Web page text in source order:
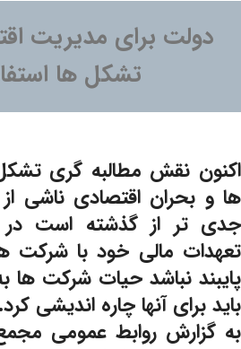
دولت برای مدیریت
تشکل ها
اکنون نقش مطالبه گری
ها و بحران اقتصادی ناشی
جدی تر از گذشته است در
تعهدات مالی خود با
پایبند نباشد حیات شرکت ها
باید برای آنها چاره اندیشی کرد.
به گزارش روابط عمومی